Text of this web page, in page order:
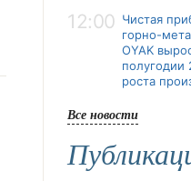
12:00 Чистая
горно-
OYAK
полугодии
роста
Все новости